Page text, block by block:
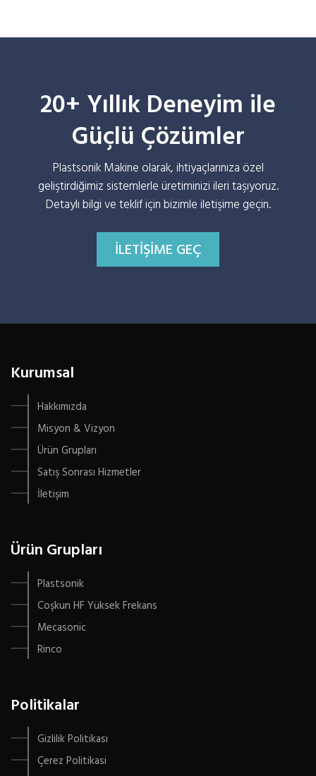
20+ Yıllık Deneyim ile
Güçlü Çözümler
Plastsonik Makine olarak, ihtiyaçlarınıza özel
geliştirdiğimiz sistemlerle üretiminizi ileri taşıyoruz.
Detaylı bilgi ve teklif için bizimle iletişime geçin.
İLETIŞIME GEÇ
Kurumsal
Hakkımızda
Misyon & Vizyon
Ürün Grupları
Satış Sonrası Hizmetler
İletişim
Ürün Grupları
Plastsonik
Coşkun HF Yüksek Frekans
Mecasonic
Rinco
Politikalar
Gizlilik Politikası
Çerez Politikasi